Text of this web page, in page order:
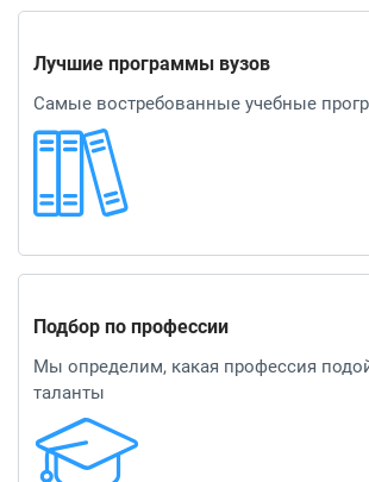
Лучшие программы вузов
Самые востребованные учебные
Подбор по профессии
Мы определим, какая профессия
таланты